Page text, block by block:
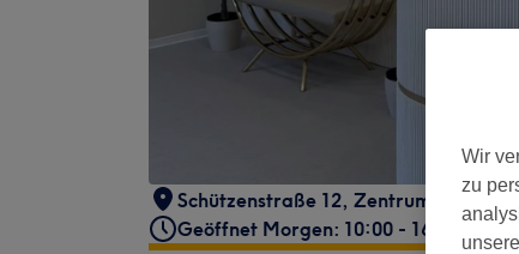
Schützenstraße 12, Zentrum-Ost,
Geöffnet Morgen: 10:00 - 16:00
Wir
zu